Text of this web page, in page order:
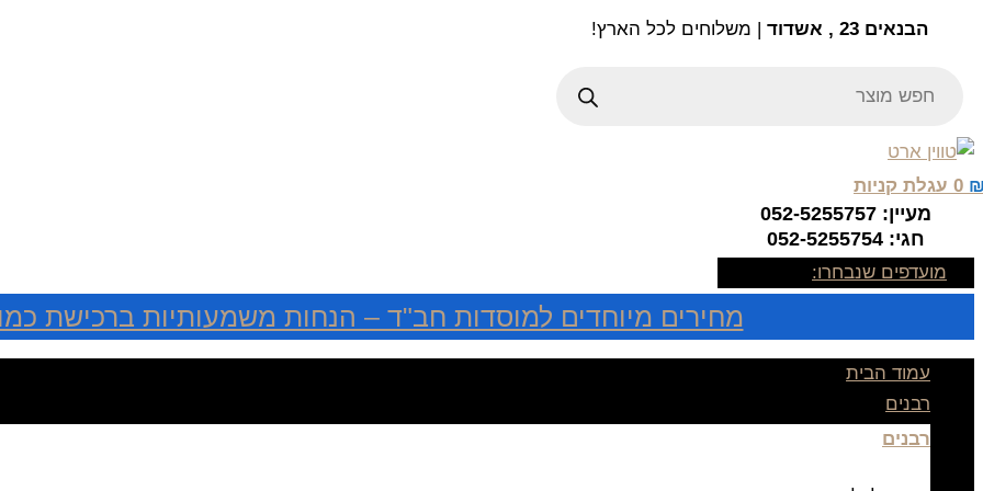
הבנאים 23 , אשדוד | משלוחים לכל הארץ!
search
0 עגלת קניות
מעיין: 052-5255757
חגי: 052-5255754
מועדפים שנבחרו:
מחירים מיוחדים למוסדות חב"ד – הנחות משמעותיות ברכישת
עמוד הבית
רבנים
רבנים